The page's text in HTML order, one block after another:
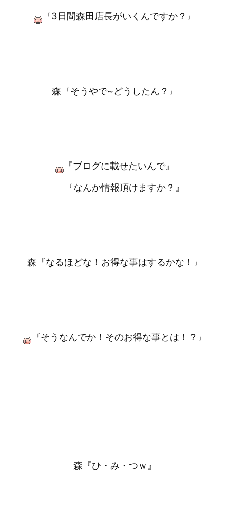
『3日間森田店長がいくんですか？』
森『そうやで~どうしたん？』
『ブログに載せたいんで』
『なんか情報頂けますか？』
森『なるほどな！お得な事はするかな！』
『そうなんでか！そのお得な事とは！？』
森『ひ・み・つｗ』